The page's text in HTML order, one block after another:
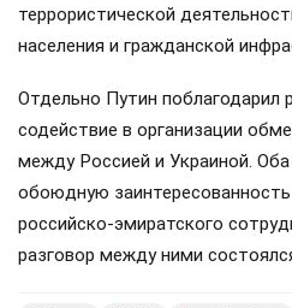
террористической
населения и гражданской
Отдельно Путин поблагодарил
содействие в организации
между Россией и Украиной.
обоюдную
российско-эмиратского
разговор между ними